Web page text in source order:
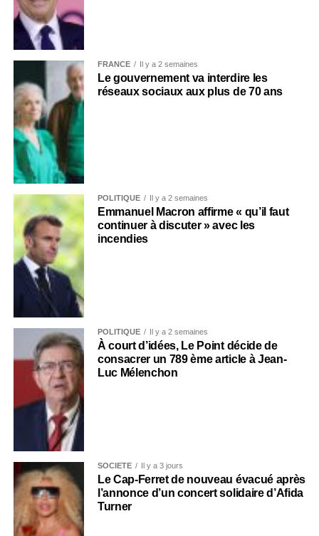
FRANCE Il y a 2 semaines
Le gouvernement va interdire les
réseaux sociaux aux plus de 70 ans
POLITIQUE Il y a 2 semaines
Emmanuel Macron affirme « qu’il faut
continuer à discuter » avec les
incendies
POLITIQUE Il y a 2 semaines
À court d’idées, Le Point décide de
consacrer un 789 ème article à Jean-
Luc Mélenchon
SOCIÉTÉ Il y a 3 jours
Le Cap-Ferret de nouveau évacué après
l’annonce d’un concert solidaire d’Afida
Turner